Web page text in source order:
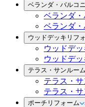
ベランダ・バルコ
ベランダ
ベランダ
ウッドデッキリフ
ウッドデ
ウッドデ
テラス・サンルー
テラス・
テラス・
ポーチリフォーム